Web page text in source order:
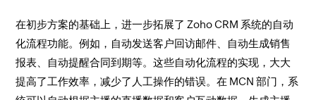
在初步方案的基础上，进一步拓展了 Zoho CRM 系统的自动
化流程功能。例如，自动发送客户回访邮件、自动生成销售
报表、自动提醒合同到期等。这些自动化流程的实现，大大
提高了工作效率，减少了人工操作的错误。在 MCN 部门，系